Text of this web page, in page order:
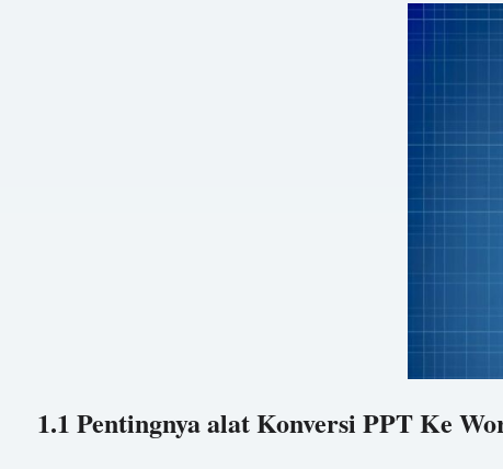
1.1 Pentingnya alat Konversi PPT Ke